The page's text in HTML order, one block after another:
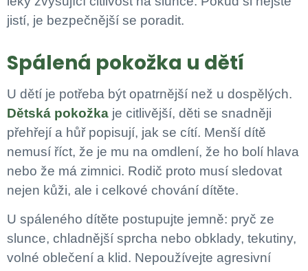
jistí, je bezpečnější se poradit.
Spálená pokožka u dětí
U dětí je potřeba být opatrnější než u dospělých.
Dětská pokožka je citlivější, děti se snadněji
přehřejí a hůř popisují, jak se cítí. Menší dítě
nemusí říct, že je mu na omdlení, že ho bolí hlava
nebo že má zimnici. Rodič proto musí sledovat
nejen kůži, ale i celkové chování dítěte.
U spáleného dítěte postupujte jemně: pryč ze
slunce, chladnější sprcha nebo obklady, tekutiny,
volné oblečení a klid. Nepoužívejte agresivní